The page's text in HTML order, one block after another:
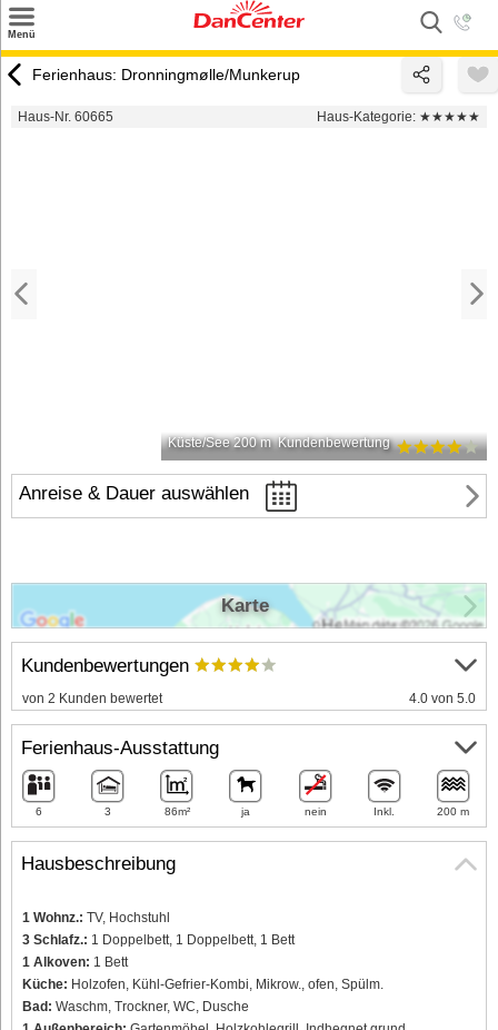
Menü
Urlaubsziele
Ferienhaus: Dronningmølle/Munkerup
Haus-Nr. 60665 Haus-Kategorie: ★★★★★
Küste/See 200 m Kundenbewertung
Anreise & Dauer auswählen
Hausbeschreibung
1 Wohnz.: TV, Hochstuhl
3 Schlafz.: 1 Doppelbett, 1 Doppelbett, 1 Bett
1 Alkoven: 1 Bett
Küche: Holzofen, Kühl-Gefrier-Kombi, Mikrow., ofen, Spülm.
Bad: Waschm, Trockner, WC, Dusche
Kundenbewertungen
von 2 Kunden bewertet 4.0 von 5.0
Ferienhaus-Ausstattung
6 3 86m² ja nein Inkl. 200 m
Karte